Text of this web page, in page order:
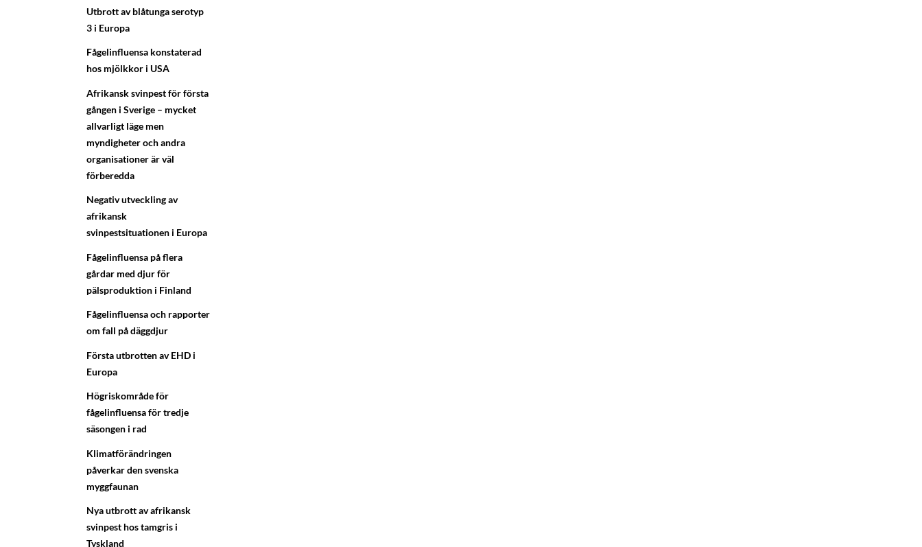
Utbrott av blåtunga serotyp
3 i Europa
Fågelinfluensa konstaterad
hos mjölkkor i USA
Afrikansk svinpest för första
gången i Sverige – mycket
allvarligt läge men
myndigheter och andra
organisationer är väl
förberedda
Negativ utveckling av
afrikansk
svinpestsituationen i Europa
Fågelinfluensa på flera
gårdar med djur för
pälsproduktion i Finland
Fågelinfluensa och rapporter
om fall på däggdjur
Första utbrotten av EHD i
Europa
Högriskområde för
fågelinfluensa för tredje
säsongen i rad
Klimatförändringen
påverkar den svenska
myggfaunan
Nya utbrott av afrikansk
svinpest hos tamgris i
Tyskland